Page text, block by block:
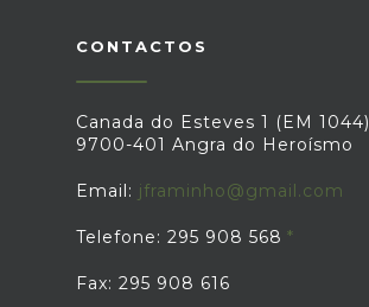
CONTACTOS
Canada do Esteves 1 (EM 1044)
9700-401 Angra do Heroísmo
Email: jframinho@gmail.com
Telefone: 295 908 568
Fax: 295 908 616